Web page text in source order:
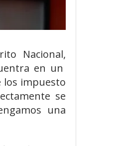
Nacional,
en un
los impuesto
se
una